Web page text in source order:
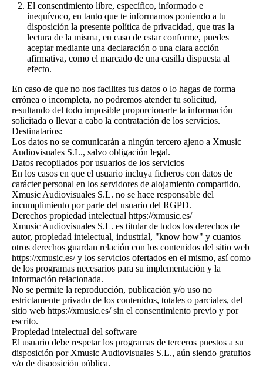
El consentimiento libre, específico, informado e
inequívoco, en tanto que te informamos poniendo a tu
disposición la presente política de privacidad, que tras la
lectura de la misma, en caso de estar conforme, puedes
aceptar mediante una declaración o una clara acción
afirmativa, como el marcado de una casilla dispuesta al
efecto.
En caso de que no nos facilites tus datos o lo hagas de forma
errónea o incompleta, no podremos atender tu solicitud,
resultando del todo imposible proporcionarte la información
solicitada o llevar a cabo la contratación de los servicios.
Destinatarios:
Los datos no se comunicarán a ningún tercero ajeno a Xmusic
Audiovisuales S.L., salvo obligación legal.
Datos recopilados por usuarios de los servicios
En los casos en que el usuario incluya ficheros con datos de
carácter personal en los servidores de alojamiento compartido,
Xmusic Audiovisuales S.L. no se hace responsable del
incumplimiento por parte del usuario del RGPD.
Derechos propiedad intelectual https://xmusic.es/
Xmusic Audiovisuales S.L. es titular de todos los derechos de
autor, propiedad intelectual, industrial, "know how" y cuantos
otros derechos guardan relación con los contenidos del sitio web
https://xmusic.es/ y los servicios ofertados en el mismo, así como
de los programas necesarios para su implementación y la
información relacionada.
No se permite la reproducción, publicación y/o uso no
estrictamente privado de los contenidos, totales o parciales, del
sitio web https://xmusic.es/ sin el consentimiento previo y por
escrito.
Propiedad intelectual del software
El usuario debe respetar los programas de terceros puestos a su
disposición por Xmusic Audiovisuales S.L., aún siendo gratuitos
y/o de disposición pública.